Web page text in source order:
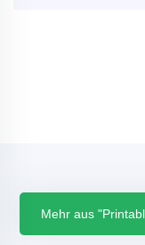
Mehr aus